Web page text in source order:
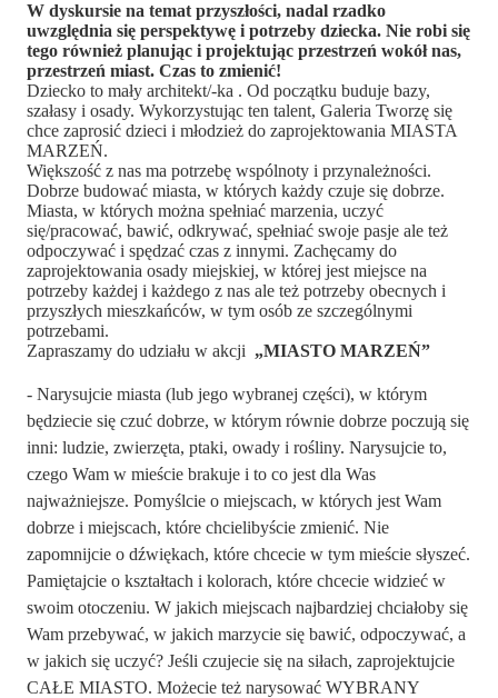
W dyskursie na temat przyszłości, nadal rzadko
uwzględnia się perspektywę i potrzeby dziecka. Nie robi się
tego również planując i projektując przestrzeń wokół nas,
przestrzeń miast. Czas to zmienić!
Dziecko to mały architekt/-ka . Od początku buduje bazy,
szałasy i osady. Wykorzystując ten talent, Galeria Tworzę się
chce zaprosić dzieci i młodzież do zaprojektowania MIASTA
MARZEŃ.
Większość z nas ma potrzebę wspólnoty i przynależności.
Dobrze budować miasta, w których każdy czuje się dobrze.
Miasta, w których można spełniać marzenia, uczyć
się/pracować, bawić, odkrywać, spełniać swoje pasje ale też
odpoczywać i spędzać czas z innymi. Zachęcamy do
zaprojektowania osady miejskiej, w której jest miejsce na
potrzeby każdej i każdego z nas ale też potrzeby obecnych i
przyszłych mieszkańców, w tym osób ze szczególnymi
potrzebami.
Zapraszamy do udziału w akcji „MIASTO MARZEŃ”
- Narysujcie miasta (lub jego wybranej części), w którym
będziecie się czuć dobrze, w którym równie dobrze poczują się
inni: ludzie, zwierzęta, ptaki, owady i rośliny. Narysujcie to,
czego Wam w mieście brakuje i to co jest dla Was
najważniejsze. Pomyślcie o miejscach, w których jest Wam
dobrze i miejscach, które chcielibyście zmienić. Nie
zapomnijcie o dźwiękach, które chcecie w tym mieście słyszeć.
Pamiętajcie o kształtach i kolorach, które chcecie widzieć w
swoim otoczeniu. W jakich miejscach najbardziej chciałoby się
Wam przebywać, w jakich marzycie się bawić, odpoczywać, a
w jakich się uczyć? Jeśli czujecie się na siłach, zaprojektujcie
CAŁE MIASTO. Możecie też narysować WYBRANY